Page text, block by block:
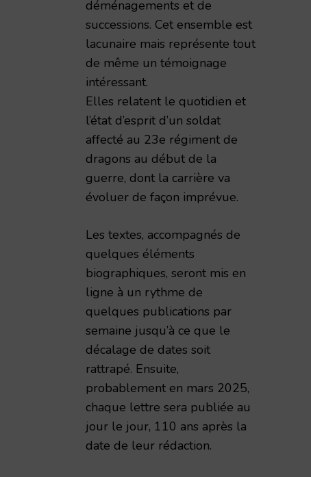
de guerre d'un civil rémois 1914-
déménagements et de
successions. Cet ensemble est
lacunaire mais représente tout
de même un témoignage
intéressant.
Elles relatent le quotidien et
l’état d’esprit d’un soldat
affecté au 23e régiment de
dragons au début de la
guerre, dont la carrière va
évoluer de façon imprévue.
Les textes, accompagnés de
quelques éléments
biographiques, seront mis en
ligne à un rythme de
quelques publications par
semaine jusqu’à ce que le
décalage de dates soit
rattrapé. Ensuite,
probablement en mars 2025,
chaque lettre sera publiée au
jour le jour, 110 ans après la
date de leur rédaction.